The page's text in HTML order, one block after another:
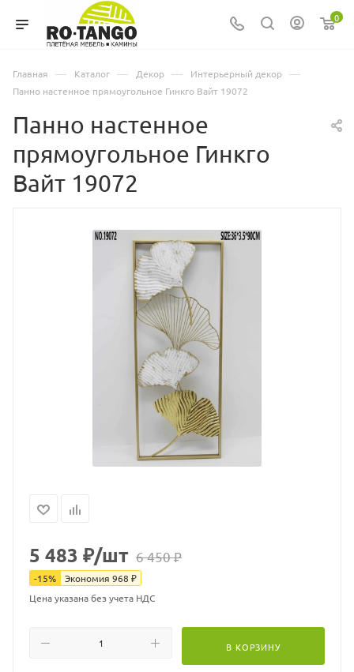
0
Главная — Каталог — Декор — Интерьерный декор —
Панно настенное прямоугольное Гинкго Вайт 19072
Панно настенное
прямоугольное Гинкго
Вайт 19072
5 483 ₽/шт 6 450₽
-15% Экономия 968 ₽
Цена указана без учета НДС
В КОРЗИНУ